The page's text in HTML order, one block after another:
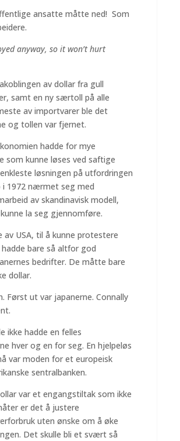
ansatte måtte ned! Som
anyway, so it won’t hurt
av dollar fra gull
samt en ny særtoll på alle
av importvarer ble det
og tollen var fjernet.
hadde for mye
kunne løses ved saftige
løsningen på utfordringen
i 1972 nærmet seg med
av skandinavisk modell,
la seg gjennomføre.
USA, til å kunne protestere
bare så altfor god
bedrifter. De måtte bare
dollar.
Først ut var japanerne. Connally
ikke hadde en felles
hver og en for seg. En hjelpeløs
var moden for et europeisk
sentralbanken.
var et engangstiltak som ikke
er det å justere
uten ønske om å øke
Det skulle bli et svært så